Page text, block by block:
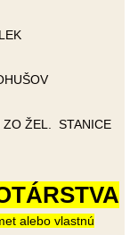
ZO ŽEL. STANICE
alebo vlastnú